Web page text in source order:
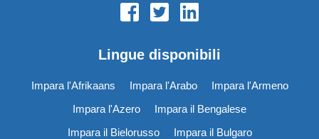
Lingue disponibili
Impara l'Afrikaans Impara l'Arabo
Impara l'Armeno
Impara l'Azero
Impara il Bengalese
Impara il Bielorusso
Impara il Bulgaro